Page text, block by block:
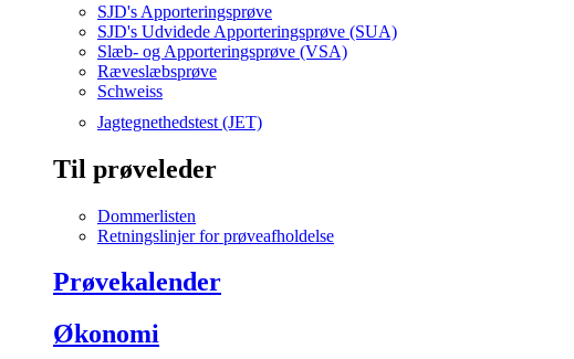
SJD's Apporteringsprøve
SJD's Udvidede Apporteringsprøve (SUA)
Slæb- og Apporteringsprøve (VSA)
Ræveslæbsprøve
Schweiss
Jagtegnethedstest (JET)
Til prøveleder
Dommerlisten
Retningslinjer for prøveafholdelse
Prøvekalender
Økonomi